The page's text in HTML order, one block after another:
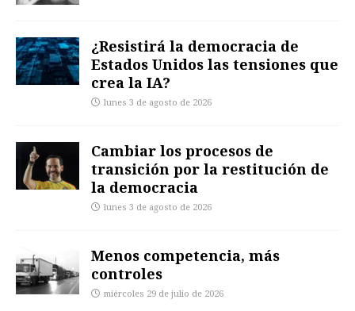
¿Resistirá la democracia de
Estados Unidos las tensiones que
crea la IA?
lunes 3 de agosto de 2026
Cambiar los procesos de
transición por la restitución de
la democracia
lunes 3 de agosto de 2026
Menos competencia, más
controles
miércoles 29 de julio de 2026